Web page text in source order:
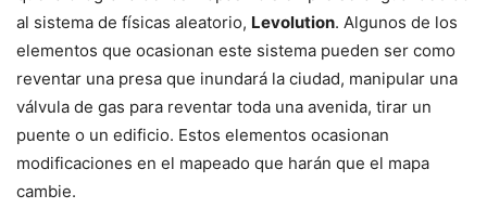
al sistema de físicas aleatorio, Levolution. Algunos de los
elementos que ocasionan este sistema pueden ser como
reventar una presa que inundará la ciudad, manipular una
válvula de gas para reventar toda una avenida, tirar un
puente o un edificio. Estos elementos ocasionan
modificaciones en el mapeado que harán que el mapa
cambie.